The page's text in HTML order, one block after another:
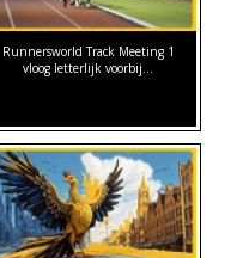
Runnersworld Track Meeting 1
vloog letterlijk voorbij...